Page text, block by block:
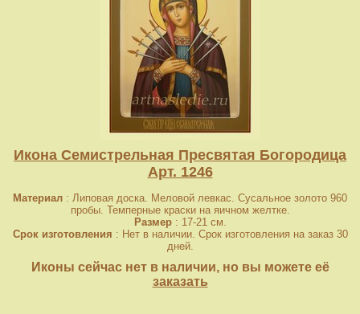
Икона Семистрельная Пресвятая Богородица
Арт. 1246
Материал : Липовая доска. Меловой левкас. Сусальное золото 960
пробы. Темперные краски на яичном желтке.
Размер: 17-21 см.
Срок изготовления : Нет в наличии. Срок изготовления на заказ 30
дней.
Иконы сейчас нет в наличии, но вы можете её
заказать